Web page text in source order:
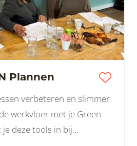
Plannen
verbeteren en slimmer
werkvloer met je Green
deze tools in bij